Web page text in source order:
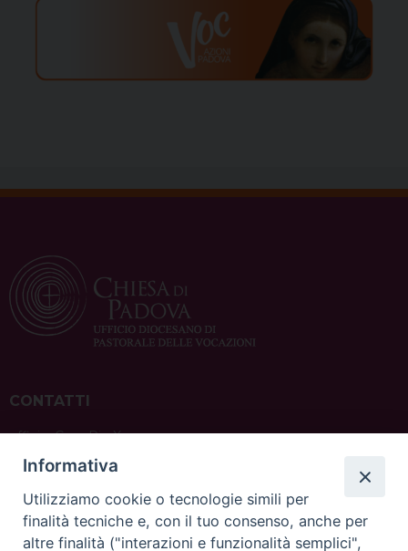
CONTATTI
ufficio: Casa Pio X
via Bonporti, 20 – 35141 Padova
tel: +39 351 619 2354
e mail:ufficiovocazionipadova@gmail.com
Informativa
Utilizziamo cookie o tecnologie simili per
finalità tecniche e, con il tuo consenso, anche per
altre finalità ("interazioni e funzionalità semplici",